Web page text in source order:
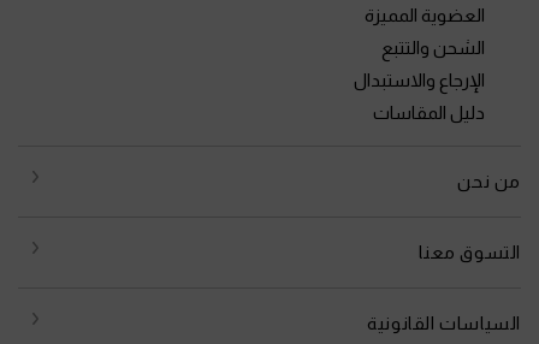
العضوية المميزة
الشحن والتتبع
الإرجاع والاستبدال
دليل المقاسات
من نحن
التسوق معنا
السياسات القانونية